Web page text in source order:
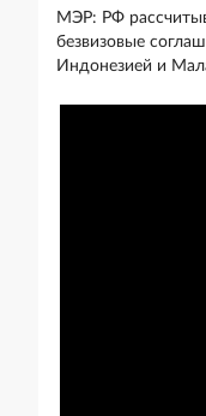
МЭР: РФ
безвизовые
Индонезией и